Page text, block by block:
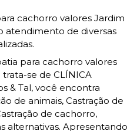
cachorro valores Jardim
atendimento de diversas
para cachorro valores
se de CLÍNICA
& Tal, você encontra
de animais, Castração de
de cachorro,
alternativas. Apresentando